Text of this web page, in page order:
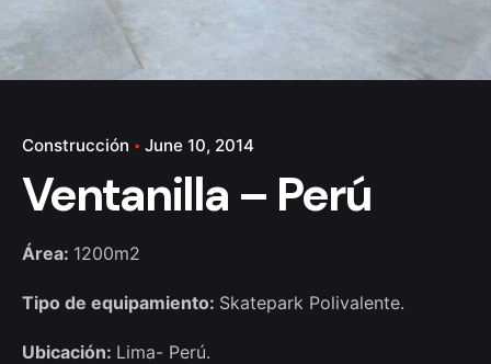
Construcción June 10, 2014
Ventanilla – Perú
Área: 1200m2
Tipo de equipamiento: Skatepark Polivalente.
Ubicación: Lima- Perú.